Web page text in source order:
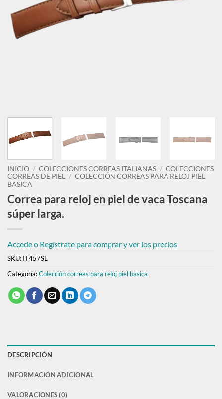
INICIO / COLECCIONES CORREAS ITALIANAS / COLECCIONES
CORREAS DE PIEL
/ COLECCIÓN CORREAS PARA RELOJ PIEL
BASICA
Correa para reloj en piel de vaca Toscana
súper larga.
Accede o Regístrate para comprar y ver los precios
SKU: IT457SL
Categoría:Colección correas para reloj piel basica
DESCRIPCIÓN
INFORMACIÓN ADICIONAL
VALORACIONES (0)